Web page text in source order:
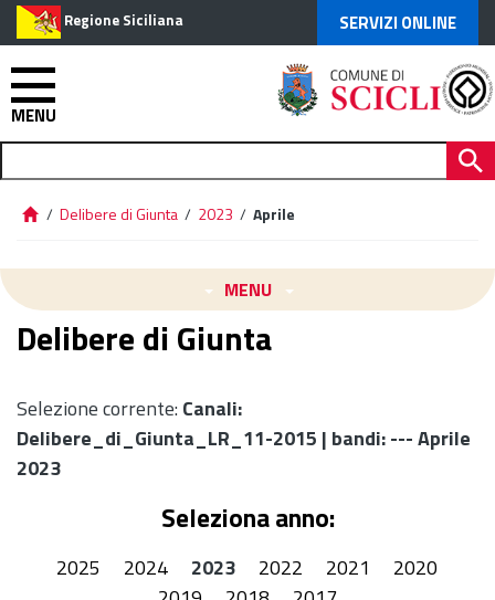
Regione Siciliana SERVIZI ONLINE
MENU
/ Delibere di Giunta / 2023 / Aprile
MENU
Delibere di Giunta
Selezione corrente: Canali:
Delibere_di_Giunta_LR_11-2015 | bandi: --- Aprile
2023
Seleziona anno:
2025 2024 2023 2022 2021
2020